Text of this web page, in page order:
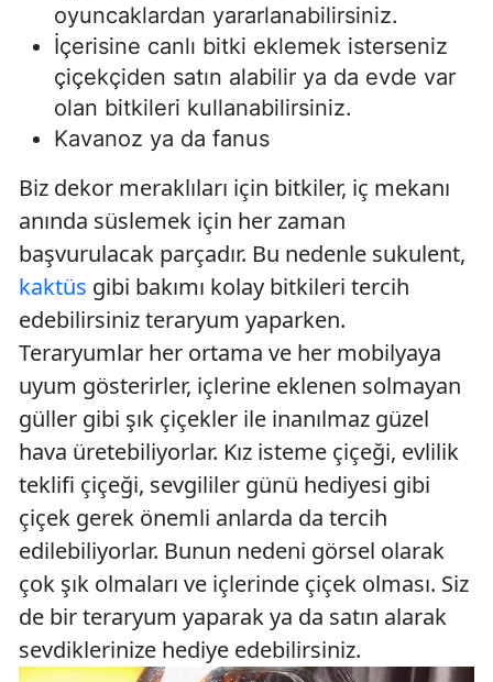
oyuncaklardan yararlanabilirsiniz.
İçerisine canlı bitki eklemek isterseniz
çiçekçiden satın alabilir ya da evde var
olan bitkileri kullanabilirsiniz.
Kavanoz ya da fanus
Biz dekor meraklıları için bitkiler, iç mekanı
anında süslemek için her zaman
başvurulacak parçadır. Bu nedenle sukulent,
kaktüs gibi bakımı kolay bitkileri tercih
edebilirsiniz teraryum yaparken.
Teraryumlar her ortama ve her mobilyaya
uyum gösterirler, içlerine eklenen solmayan
güller gibi şık çiçekler ile inanılmaz güzel
hava üretebiliyorlar. Kız isteme çiçeği, evlilik
teklifi çiçeği, sevgililer günü hediyesi gibi
çiçek gerek önemli anlarda da tercih
edilebiliyorlar. Bunun nedeni görsel olarak
çok şık olmaları ve içlerinde çiçek olması. Siz
de bir teraryum yaparak ya da satın alarak
sevdiklerinize hediye edebilirsiniz.